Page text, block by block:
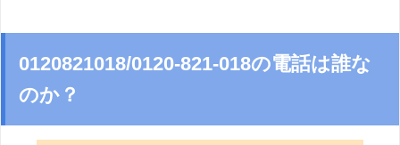
0120821018/0120-821-018の電話は誰な
のか？